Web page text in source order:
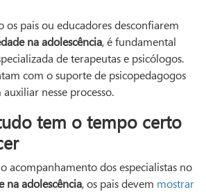
os pais ou educadores desconfiarem
na adolescência, é fundamental
de terapeutas e psicólogos.
com o suporte de psicopedagogos
nesse processo.
tem o tempo certo
acompanhamento dos especialistas no
na adolescência, os pais devem mostrar